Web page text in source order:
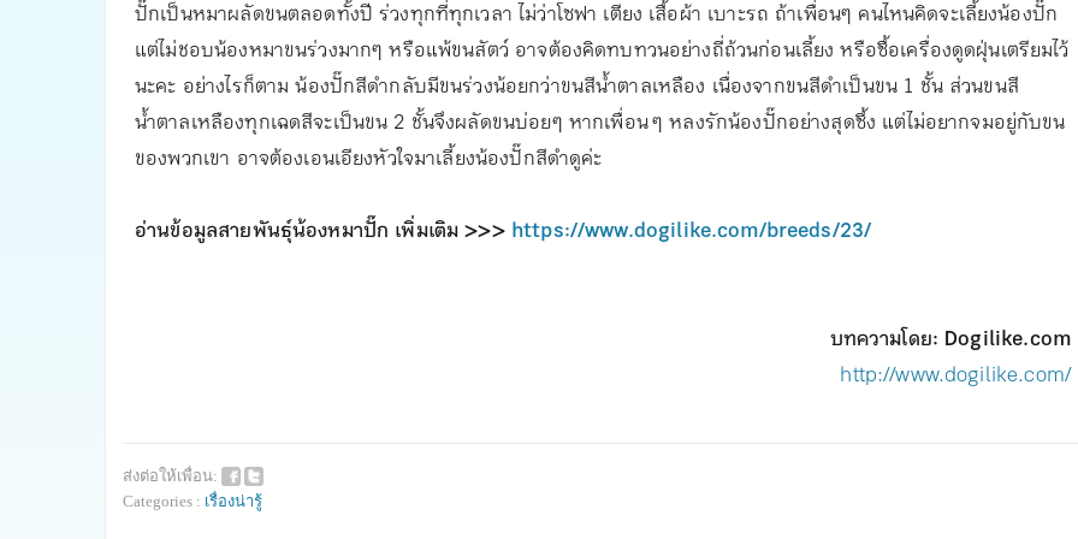
ปั๊กเป็นหมาผลัดขนตลอดทั้งปี ร่วงทุกที่ทุกเวลา ไม่ว่าโซฟา เตียง เสื้อผ้า เบาะรถ ถ้าเพื่อนๆ คนไหนคิดจะเลี้ยงน้องปั๊ก
แต่ไม่ชอบน้องหมาขนร่วงมากๆ หรือแพ้ขนสัตว์ อาจต้องคิดทบทวนอย่างถี่ถ้วนก่อนเลี้ยง หรือซื้อเครื่องดูดฝุ่นเตรียมไว้
นะคะ อย่างไรก็ตาม น้องปั๊กสีดำกลับมีขนร่วงน้อยกว่าขนสีน้ำตาลเหลือง เนื่องจากขนสีดำเป็นขน 1 ชั้น ส่วนขนสี
น้ำตาลเหลืองทุกเฉดสีจะเป็นขน 2 ชั้นจึงผลัดขนบ่อยๆ หากเพื่อน ๆ หลงรักน้องปั๊กอย่างสุดซึ้ง แต่ไม่อยากจมอยู่กับขน
ของพวกเขา อาจต้องเอนเอียงหัวใจมาเลี้ยงน้องปั๊กสีดำดูค่ะ
อ่านข้อมูลสายพันธุ์น้องหมาปั๊ก เพิ่มเติม >>> https://www.dogilike.com/breeds/23/
บทความโดย: Dogilike.com
http://www.dogilike.com/
ส่งต่อให้เพื่อน:
Categories : เรื่องน่ารู้